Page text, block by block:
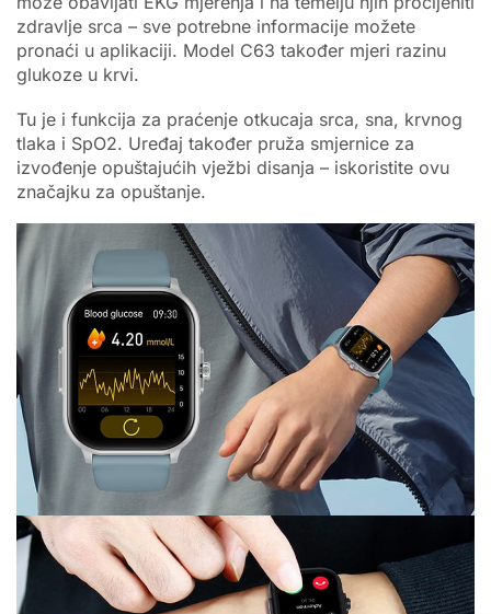
zdravlje srca – sve potrebne informacije možete
pronaći u aplikaciji. Model C63 također mjeri razinu
glukoze u krvi.
Tu je i funkcija za praćenje otkucaja srca, sna, krvnog
tlaka i SpO2. Uređaj također pruža smjernice za
izvođenje opuštajućih vježbi disanja – iskoristite ovu
značajku za opuštanje.